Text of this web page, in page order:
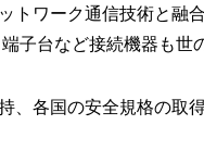
ワーク通信技術と融
子台など接続機器も世
各国の安全規格の取